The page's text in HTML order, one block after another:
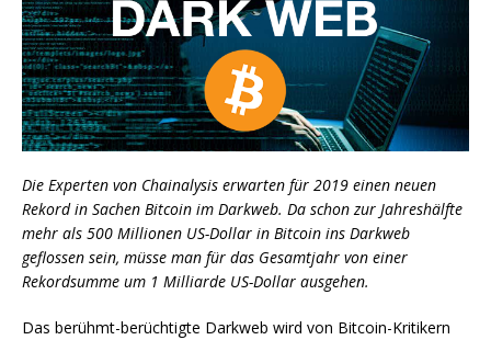
Die Experten von Chainalysis erwarten für 2019 einen neuen
Rekord in Sachen Bitcoin im Darkweb. Da schon zur Jahreshälfte
mehr als 500 Millionen US-Dollar in Bitcoin ins Darkweb
geflossen sein, müsse man für das Gesamtjahr von einer
Rekordsumme um 1 Milliarde US-Dollar ausgehen.
Das berühmt-berüchtigte Darkweb wird von Bitcoin-Kritikern